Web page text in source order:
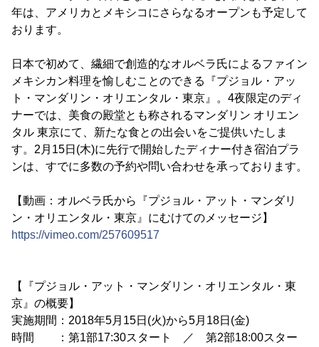
年は、アメリカとメキシコにさらなるオープンも予定して
おります。
日本で初めて、繊細で創造的なオルベラ氏によるファイン
メキシカン料理を愉しむことのできる『プジョル・アッ
ト・マンダリン・オリエンタル・東京』。4夜限定のディ
ナーでは、美食の殿堂とも称されるマンダリン オリエン
タル 東京にて、新たな食との出会いをご提供いたしま
す。2月15日(木)に先行で開始したディナー付き宿泊プラ
ンは、すでに多数の予約や問い合わせを承っております。
【動画：オルベラ氏から『プジョル・アット・マンダリ
ン・オリエンタル・東京』にむけてのメッセージ】
https://vimeo.com/257609517
【『プジョル・アット・マンダリン・オリエンタル・東
京』の概要】
実施期間：2018年5月15日(火)から5月18日(金)
時間 ：第1部17:30スタート ／ 第2部18:00スター